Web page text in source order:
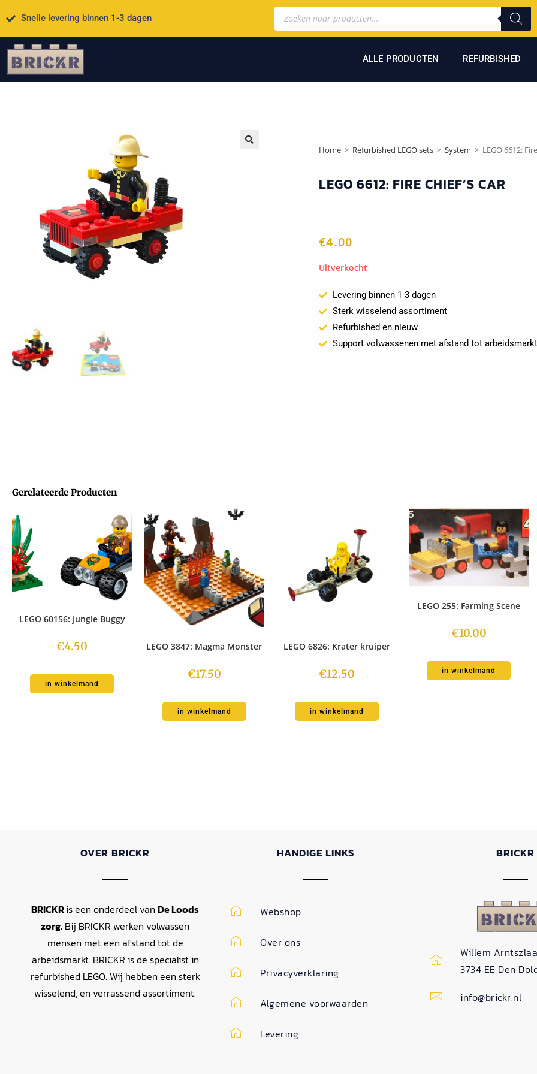
Snelle levering binnen 1-3 dagen
ALLE PRODUCTEN REFURBISHED
Home > Refurbished LEGO sets > System > LEGO 6612:
LEGO 6612: FIRE CHIEF’S CAR
€4.00
Uitverkocht
Levering binnen 1-3 dagen
Sterk wisselend assortiment
Refurbished en nieuw
Support volwassenen met afstand tot arbeidsmarkt
Gerelateerde Producten
LEGO 60156: Jungle Buggy
€4.50
in winkelmand
LEGO 3847: Magma Monster
€17.50
in winkelmand
LEGO 6826: Krater kruiper
€12.50
in winkelmand
LEGO 255: Farming Scene
€10.00
in winkelmand
OVER BRICKR
BRICKRis een onderdeel van De Loods
zorg. Bij BRICKR werken volwassen
mensen met een afstand tot de
arbeidsmarkt. BRICKR is de specialist in
refurbished LEGO. Wij hebben een sterk
wisselend, en verrassend assortiment.
HANDIGE LINKS
Webshop
Over ons
Privacyverklaring
Algemene voorwaarden
Levering
BRICKR
Willem
3734 EE Den
info@brickr.nl